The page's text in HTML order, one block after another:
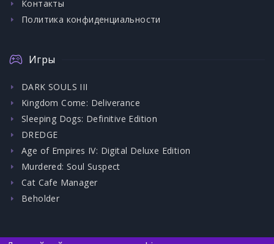
Контакты
Политика конфиденциальности
Игры
DARK SOULS III
Kingdom Come: Deliverance
Sleeping Dogs: Definitive Edition
DREDGE
Age of Empires IV: Digital Deluxe Edition
Murdered: Soul Suspect
Cat Cafe Manager
Beholder